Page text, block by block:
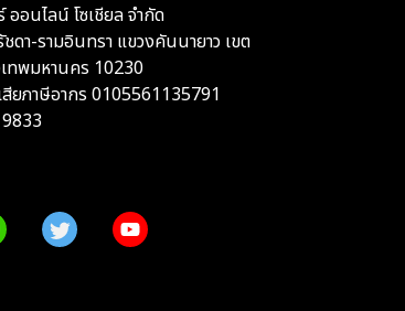
อนไลน์ โซเชียล จำกัด
า-รามอินทรา แขวงคันนายาว เขต
ทพมหานคร 10230
สียภาษีอากร 0105561135791